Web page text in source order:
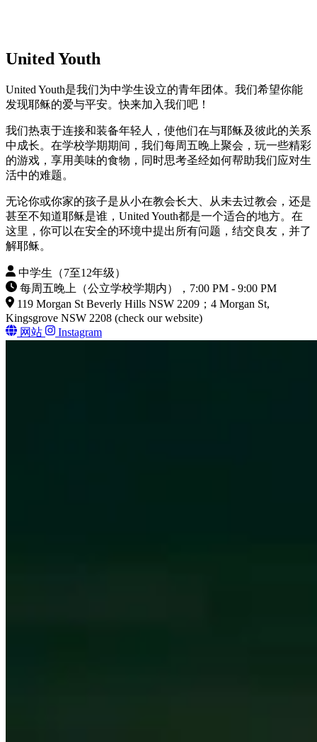
United Youth
United Youth是我们为中学生设立的青年团体。我们希望你能
发现耶稣的爱与平安。快来加入我们吧！
我们热衷于连接和装备年轻人，使他们在与耶稣及彼此的关系
中成长。在学校学期期间，我们每周五晚上聚会，玩一些精彩
的游戏，享用美味的食物，同时思考圣经如何帮助我们应对生
活中的难题。
无论你或你家的孩子是从小在教会长大、从未去过教会，还是
甚至不知道耶稣是谁，United Youth都是一个适合的地方。在
这里，你可以在安全的环境中提出所有问题，结交良友，并了
解耶稣。
中学生（7至12年级）
每周五晚上（公立学校学期内），7:00 PM - 9:00 PM
119 Morgan St Beverly Hills NSW 2209；4 Morgan St,
Kingsgrove NSW 2208 (check our website)
网站
Instagram